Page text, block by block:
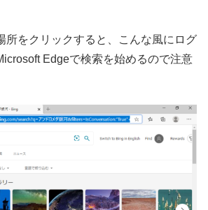
所をクリックすると、こんな風にログ
Edgeで検索を始めるので注意